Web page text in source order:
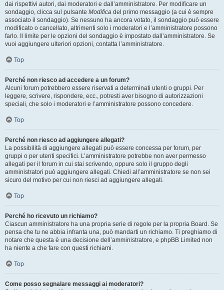
dai rispettivi autori, dai moderatori e dall’amministratore. Per modificare un
sondaggio, clicca sul pulsante Modifica del primo messaggio (a cui è sempre
associato il sondaggio). Se nessuno ha ancora votato, il sondaggio può essere
modificato o cancellato, altrimenti solo i moderatori e l’amministratore possono
farlo. Il limite per le opzioni del sondaggio è impostato dall’amministratore. Se
vuoi aggiungere ulteriori opzioni, contatta l’amministratore.
Top
Perché non riesco ad accedere a un forum?
Alcuni forum potrebbero essere riservati a determinati utenti o gruppi. Per
leggere, scrivere, rispondere, ecc., potresti aver bisogno di autorizzazioni
speciali, che solo i moderatori e l’amministratore possono concedere.
Top
Perché non riesco ad aggiungere allegati?
La possibilità di aggiungere allegati può essere concessa per forum, per
gruppi o per utenti specifici. L’amministratore potrebbe non aver permesso
allegati per il forum in cui stai scrivendo, oppure solo il gruppo degli
amministratori può aggiungere allegati. Chiedi all’amministratore se non sei
sicuro del motivo per cui non riesci ad aggiungere allegati.
Top
Perché ho ricevuto un richiamo?
Ciascun amministratore ha una propria serie di regole per la propria Board. Se
pensa che tu ne abbia infranta una, può mandarti un richiamo. Ti preghiamo di
notare che questa è una decisione dell’amministratore, e phpBB Limited non
ha niente a che fare con questi richiami.
Top
Come posso segnalare messaggi ai moderatori?